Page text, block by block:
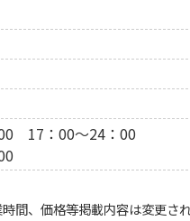
17：00～24：00
間、価格等掲載内容は変更さ